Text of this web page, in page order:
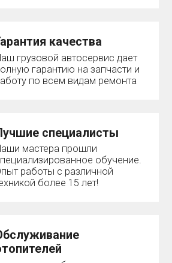
качества
грузовой автосервис дает
гарантию на запчасти и
по всем видам ремонта
специалисты
мастера прошли
обучение.
работы с различной
более 15 лет!